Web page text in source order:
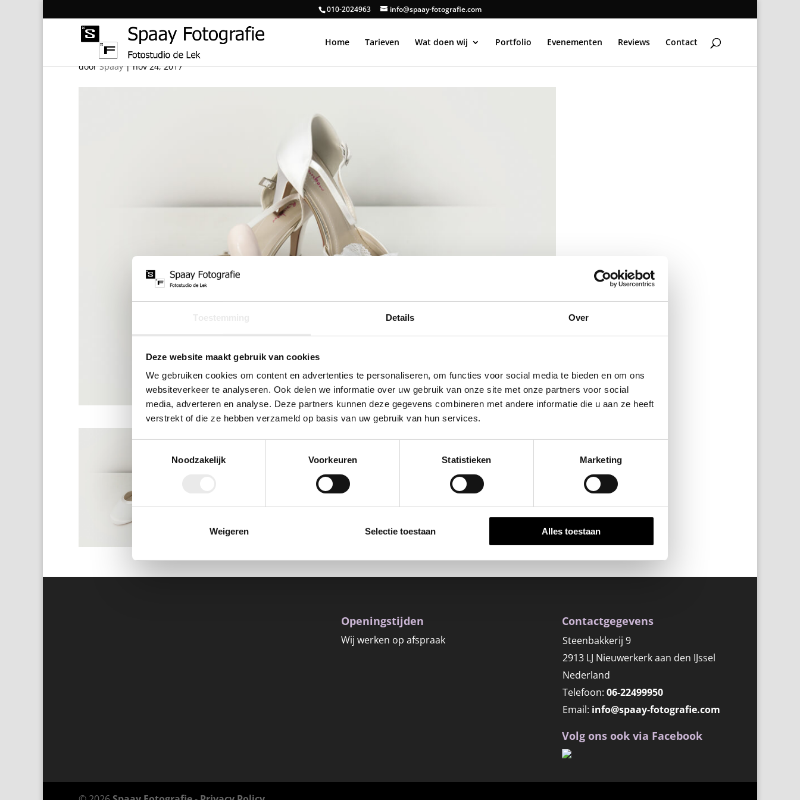
Details Over
Deze website maakt gebruik van cookies
We gebruiken cookies om content en advertenties te personaliseren, om functies voor social media te bieden en om ons
websiteverkeer te analyseren. Ook delen we informatie over uw gebruik van onze site met onze partners voor social
media, adverteren en analyse. Deze partners kunnen deze gegevens combineren met andere informatie die u aan ze heeft
verstrekt of die ze hebben verzameld op basis van uw gebruik van hun services.
Noodzakelijk
Voorkeuren Statistieken Marketing
Weigeren Selectie toestaan Alles toestaan
010-2024963 info@spaay-fotografie.com
Home Tarieven Wat doen wij Portfolio Evenementen Reviews Contact
Huwelijk met schoenen
doorSpaay|nov 24, 2017
Openingstijden
Wij werken op afspraak
Contactgegevens
Steenbakkerij 9
2913 LJ Nieuwerkerk aan den IJssel
Nederland
Telefoon: 06-22499950
Email: info@spaay-fotografie.com
Volg ons ook via Facebook